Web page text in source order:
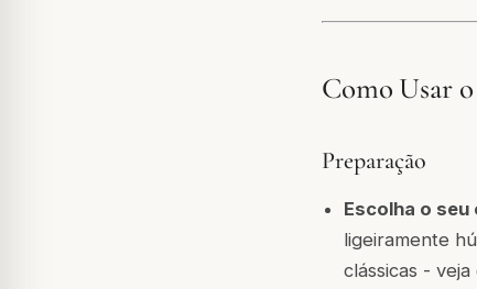
Como Usar o
Preparação
Escolha o seu
ligeiramente
clássicas - veja